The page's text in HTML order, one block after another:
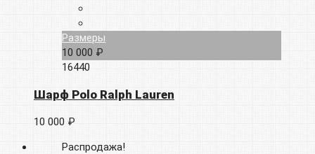
Размеры
10 000 ₽
16440
Шарф Polo Ralph Lauren
10 000 ₽
Распродажа!